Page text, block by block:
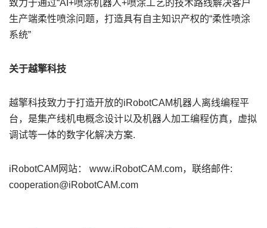
致力于通过“AI+喷涂机器人+喷涂工艺的技术路线解决客户
生产端柔性喷涂问题，打造具有自主知识产权的“柔性喷涂
系统”
关于越擎科技
越擎科技致力于打造开放的iRobotCAM机器人离线编程平
台，是集产线机电概念设计以及机器人加工编程仿真，虚拟
调试等一体的数字化解决方案.
iRobotCAM网站： www.iRobotCAM.com，联络邮件:
cooperation@iRobotCAM.com